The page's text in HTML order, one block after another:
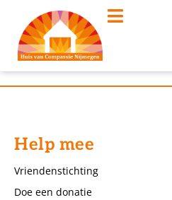
Help mee
Vriendenstichting
Doe een donatie